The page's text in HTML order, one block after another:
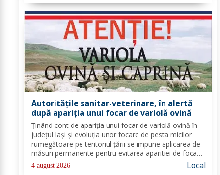
Autorităţile sanitar-veterinare, în alertă
după apariţia unui focar de variolă ovină
Ținând cont de apariția unui focar de variolă ovină în
județul Iași și evoluția unor focare de pesta micilor
rumegătoare pe teritoriul țării se impune aplicarea de
măsuri permanente pentru evitarea aparitiei de focare
de boală pe teritoriul județului Botoșani. D.S.V.S.A
Botoșani informează...
4 august 2026 Local